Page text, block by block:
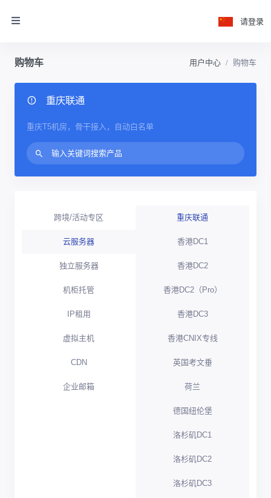
请登录
购物车 用户中心 购物车
重庆联通
重庆T5机房，骨干接入，自动白名单
跨境/活动专区
云服务器
独立服务器
机柜托管
IP租用
虚拟主机
CDN
企业邮箱
重庆联通
香港DC1
香港DC2
香港DC2（Pro）
香港DC3
香港CNIX专线
英国考文垂
荷兰
德国纽伦堡
洛杉矶DC1
洛杉矶DC2
洛杉矶DC3